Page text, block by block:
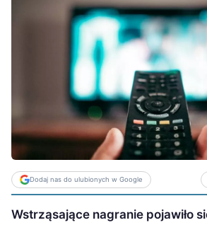
Dodaj nas do ulubionych w Google
Wstrząsające nagranie pojawiło